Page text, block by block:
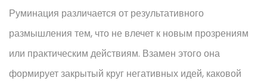
Руминация различается от результативного
размышления тем, что не влечет к новым прозрениям
или практическим действиям. Взамен этого она
формирует закрытый круг негативных идей, каковой